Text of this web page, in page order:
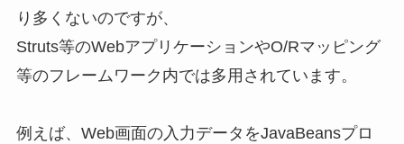
り多くないのですが、
Struts等のWebアプリケーションやO/Rマッピング
等のフレームワーク内では多用されています。
例えば、Web画面の入力データをJavaBeansプロ